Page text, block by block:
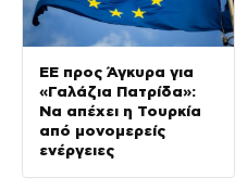
EE προς Άγκυρα για
«Γαλάζια Πατρίδα»:
Να απέχει η Τουρκία
από μονομερείς
ενέργειες